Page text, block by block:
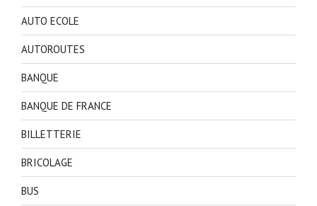
AUTO ECOLE
AUTOROUTES
BANQUE
BANQUE DE FRANCE
BILLETTERIE
BRICOLAGE
BUS